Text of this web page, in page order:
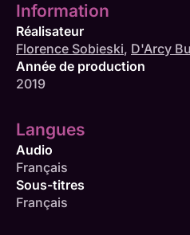
Information
Réalisateur
Florence Sobieski, D'Arcy
Année de production
2019
Langues
Audio
Français
Sous-titres
Français